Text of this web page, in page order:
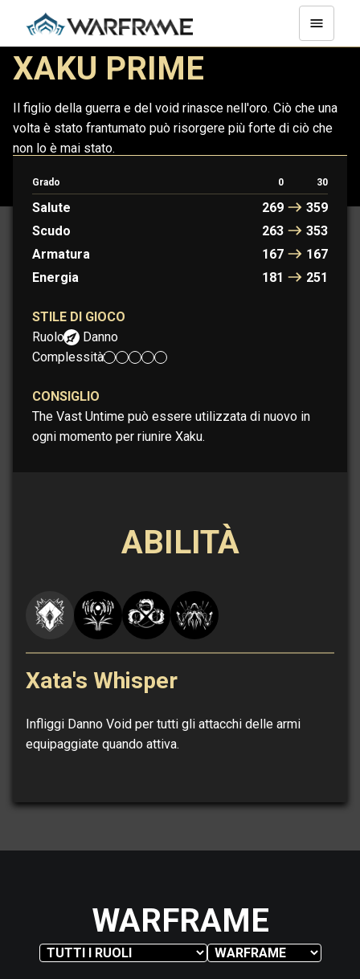
XAKU PRIME
Il figlio della guerra e del void rinasce nell'oro. Ciò che una
volta è stato frantumato può risorgere più forte di ciò che
non lo è mai stato.
Grado 0 30
Salute 269
359
Scudo
263
353
Armatura
167
167
Energia
181 251
STILE DI GIOCO
Ruolo:
Danno
Complessità:
CONSIGLIO
The Vast Untime può essere utilizzata di nuovo in
ogni momento per riunire Xaku.
ABILITÀ
Xata's Whisper
Infliggi Danno Void per tutti gli attacchi delle armi
equipaggiate quando attiva.
WARFRAME